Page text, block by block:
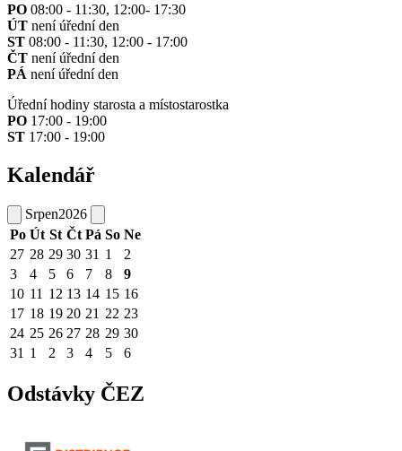
PO 08:00 - 11:30, 12:00- 17:30
ÚT není úřední den
ST 08:00 - 11:30, 12:00 - 17:00
ČT není úřední den
PÁ není úřední den
Úřední hodiny starosta a místostarostka
PO 17:00 - 19:00
ST 17:00 - 19:00
Kalendář
Srpen2026
Po Út St Čt Pá So Ne
27 28 29 30 31 1
2
3
4 5 6 7 8
9
10 11 12 13 14 15 16
17 18 19 20 21 22 23
24 25 26 27 28 29 30
31 1 2 3 4 5 6
Odstávky ČEZ